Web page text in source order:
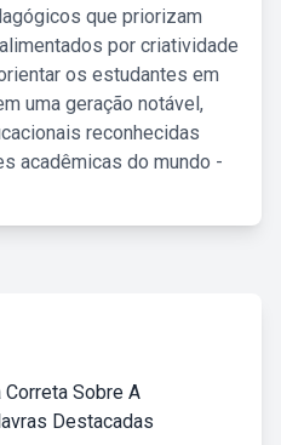
que priorizam
por criatividade
os estudantes em
uma geração notável,
reconhecidas
acadêmicas do mundo -
Sobre A
Destacadas